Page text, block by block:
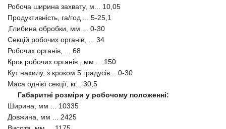
Робоча ширина захвату, м... 10,05
Продуктивність, га/год ... 5-25,1
‚Глибина обробки, мм ... 0-30
Секцій робочих органів, ... 34
Робочих органів, ... 68
Крок робочих органів , мм ... 150
Кут нахилу, з кроком 5 градусів... 0-30
Маса однієї секції, кг... 30,5
Габаритні розміри у робочому положенні:
Ширина, мм ... 10335
Довжина, мм ... 2425